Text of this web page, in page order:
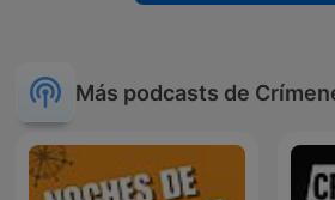
Más podcasts de